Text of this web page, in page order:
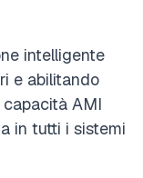
intelligente
e abilitando
AMI
in tutti i sistemi